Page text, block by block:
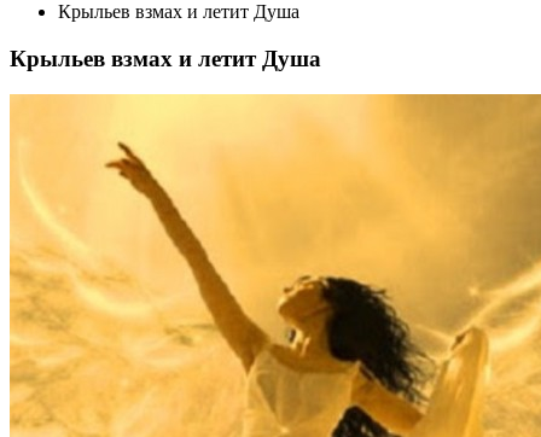
Крыльев взмах и летит Душа
Крыльев взмах и летит Душа